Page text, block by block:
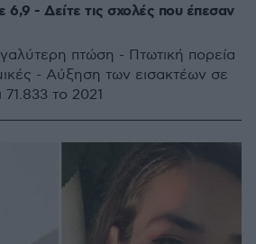
6,9 - Δείτε τις σχολές που έπεσαν
πτώση - Πτωτική πορεία
- Αύξηση των εισακτέων σε
71.833 το 2021